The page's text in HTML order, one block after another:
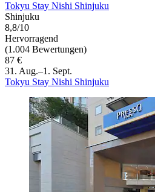
Tokyu Stay Nishi Shinjuku
Shinjuku
8,8/10
Hervorragend
(1.004 Bewertungen)
87 €
31. Aug.–1. Sept.
Tokyu Stay Nishi Shinjuku